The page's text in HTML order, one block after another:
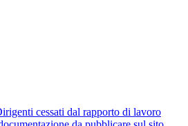
cessati dal rapporto di lavoro